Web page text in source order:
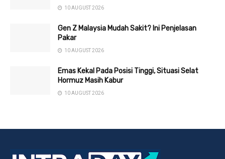
10 AUGUST 2026
Gen Z Malaysia Mudah Sakit? Ini Penjelasan
Pakar
10 AUGUST 2026
Emas Kekal Pada Posisi Tinggi, Situasi Selat
Hormuz Masih Kabur
10 AUGUST 2026